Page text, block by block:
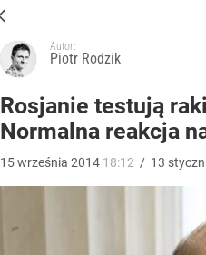
Autor:
Piotr Rodzik
Rosjanie testują
Normalna reakcja
15września 2014 18:12 / 13